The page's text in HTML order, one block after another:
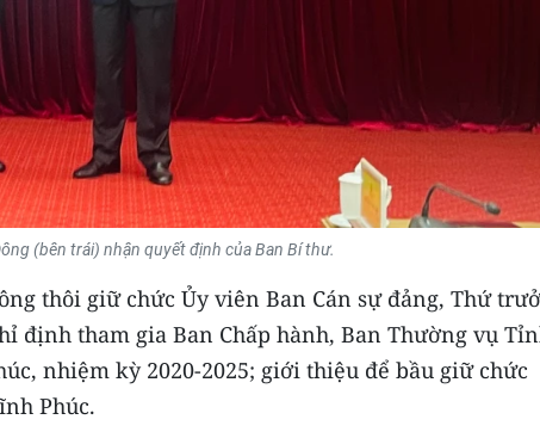
(bên trái) nhận quyết định của Ban Bí thư.
thôi giữ chức Ủy viên Ban Cán sự đảng, Thứ
định tham gia Ban Chấp hành, Ban Thường vụ
nhiệm kỳ 2020-2025; giới thiệu để bầu giữ chức
Phúc.